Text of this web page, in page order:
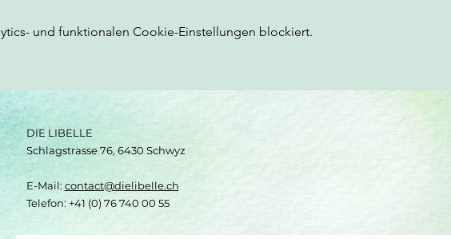
und funktionalen Cookie-Einstellungen blockiert.
DIE LIBELLE
Schlagstrasse 76, 6430 Schwyz
E-Mail: contact@dielibelle.ch
Telefon: +41 (0) 76 740 00 55